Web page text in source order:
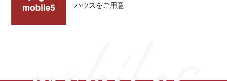
ハウスをご用意